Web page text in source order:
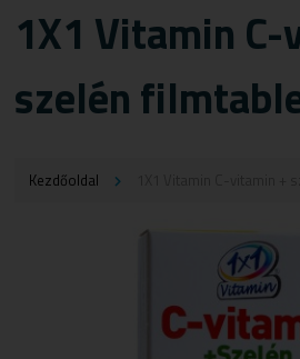
1X1 Vitamin
szelén
Kezdőoldal